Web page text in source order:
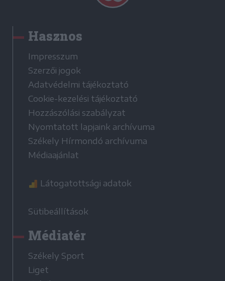
Hasznos
Impresszum
Szerzői jogok
Adatvédelmi tájékoztató
Cookie-kezelési tájékoztató
Hozzászólási szabályzat
Nyomtatott lapjaink archívuma
Székely Hírmondó archívuma
Médiaajánlat
Látogatottsági adatok
Sütibeállítások
Médiatér
Székely Sport
Liget